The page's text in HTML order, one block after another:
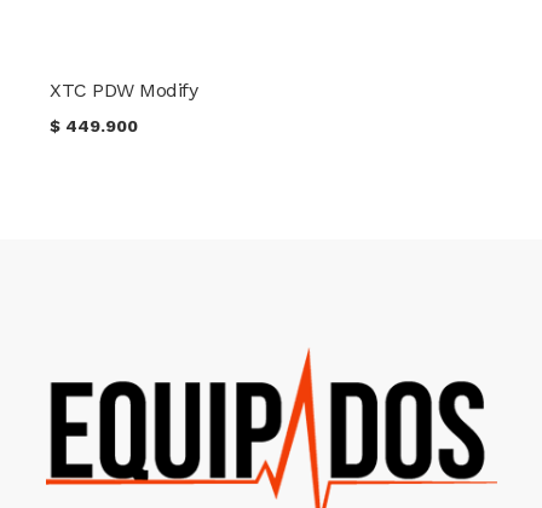
XTC PDW Modify
$ 449.900